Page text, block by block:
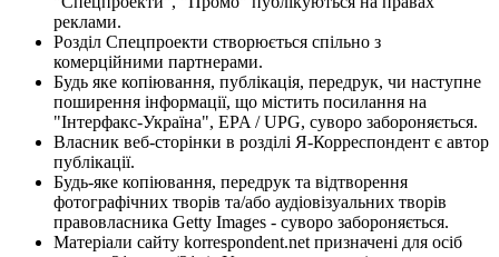
реклами.
Розділ Спецпроекти створюється спільно з
комерційними партнерами.
Будь яке копіювання, публікація, передрук, чи наступне
поширення інформації, що містить посилання на
"Інтерфакс-Україна", EPA / UPG, суворо забороняється.
Власник веб-сторінки в розділі Я-Корреспондент є автор
публікації.
Будь-яке копіювання, передрук та відтворення
фотографічних творів та/або аудіовізуальних творів
правовласника Getty Images - суворо забороняється.
Матеріали сайту korrespondent.net призначені для осіб